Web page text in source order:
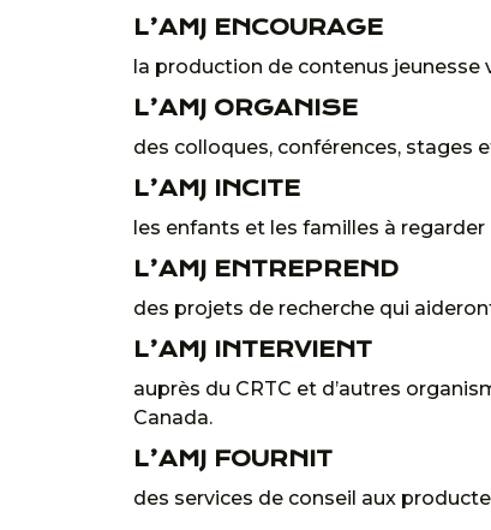
L’AMJ ENCOURAGE
la production de contenus
L’AMJ ORGANISE
des colloques, conférences, stages
L’AMJ INCITE
les enfants et les familles à
L’AMJ ENTREPREND
des projets de recherche qui
L’AMJ INTERVIENT
auprès du CRTC et d’autres
Canada.
L’AMJ FOURNIT
des services de conseil aux